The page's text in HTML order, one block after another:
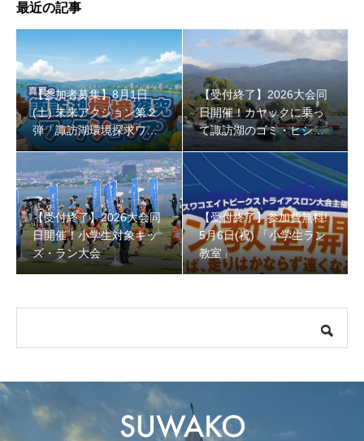
【受付終了】参加費無料! 5月6日(祝) 「小学生ラン教室」
最近の記事
【参加者募集】8月1日
(土) 未来アクション第２
弾「諏訪湖環境探求ワー
クショップ」小学４年生
から！
【受付終了】2026大会同
日開催！カヤックに乗っ
て諏訪湖のゴミ・ヒシを
回収しよう！
【受付終了】2026大会同
日開催！小学生対象キッ
ズ・ラン大会
【受付終了】参加費無料!
5月6日(祝) 「小学生ラン
教室」